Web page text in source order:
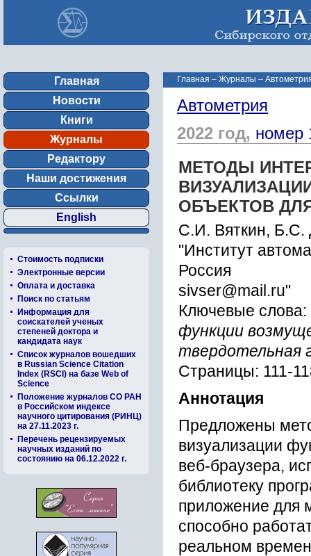
Главная
Новости
Книги
Журналы
Редактору
Наши достижения
Ссылки
English
Стоимость подписки
Электронные версии
Оплата и доставка
Поиск по статьям
Информация для
соискателей ученых
степеней доктора и
кандидата наук
Список журналов вошедших
в Russian Science Citation
Index (RSCI) на базе Web of
Science
Положение журналов СО РАН
в Российском индексе
научного цитирования (РИНЦ)
на 27.11.2023 г.
Перечень рецензируемых
научных изданий по
состоянию на 06.12.2022 г.
Главная – Журналы –
Автометрия
2022 год, номер
МЕТОДЫ
ОБЪЕКТОВ
С.И. Вяткин, Б.С.
"Институт
Россия
sivser@mail.ru"
Ключевые слова:
функции
твердотельная
Страницы: 111-
Аннотация
Предложены
визуализации
веб-браузера,
библиотеку
приложение для
способно
реальном